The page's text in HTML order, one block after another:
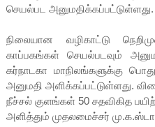
செயல்பட அனுமதிக்கப்பட்டுள்ளது.
நிலையான வழிகாட்டு
காப்பகங்கள் செயல்படவும்
கர்நாடகா மாநிலங்களுக்கு
அனுமதி அளிக்கப்பட்டுள்ளது.
நீச்சல் குளங்கள் 50 சதவிகித
அளித்தும் முதலமைச்சர்